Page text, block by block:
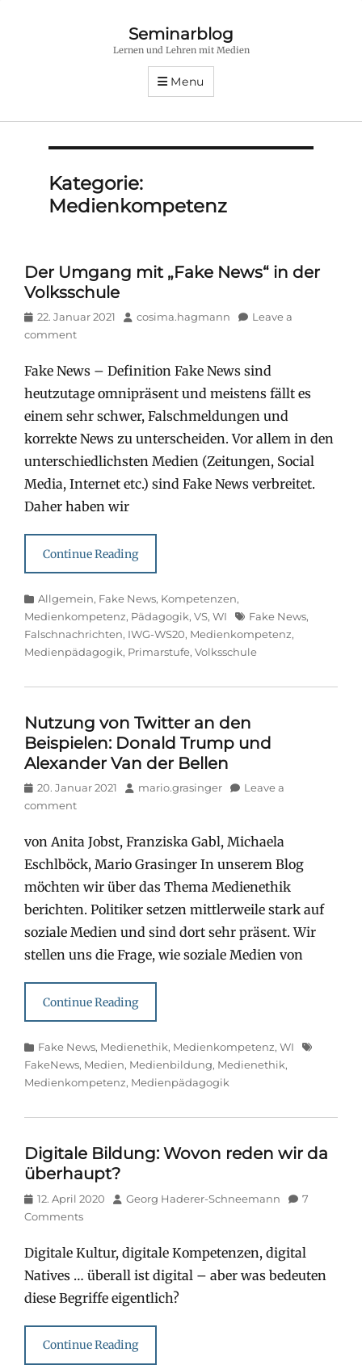
Seminarblog
Lernen und Lehren mit Medien
Menu
Kategorie:
Medienkompetenz
Der Umgang mit „Fake News“ in der
Volksschule
Posted
on
22. Januar 2021 Author
cosima.hagmann
Leave a
comment
Fake News – Definition Fake News sind
heutzutage omnipräsent und meistens fällt es
einem sehr schwer, Falschmeldungen und
korrekte News zu unterscheiden. Vor allem in den
unterschiedlichsten Medien (Zeitungen, Social
Media, Internet etc.) sind Fake News verbreitet.
Daher haben wir
Continue Reading
Categories
Allgemein, Fake News, Kompetenzen,
Medienkompetenz, Pädagogik, VS, WI TagsFake News,
Falschnachrichten, IWG-WS20, Medienkompetenz,
Medienpädagogik, Primarstufe, Volksschule
Nutzung von Twitter an den
Beispielen: Donald Trump und
Alexander Van der Bellen
Posted
on
20. Januar 2021 Author
mario.grasinger
Leave a
comment
von Anita Jobst, Franziska Gabl, Michaela
Eschlböck, Mario Grasinger In unserem Blog
möchten wir über das Thema Medienethik
berichten. Politiker setzen mittlerweile stark auf
soziale Medien und sind dort sehr präsent. Wir
stellen uns die Frage, wie soziale Medien von
Continue Reading
Categories
Fake News, Medienethik, Medienkompetenz, WI
Tags
FakeNews, Medien, Medienbildung, Medienethik,
Medienkompetenz, Medienpädagogik
Digitale Bildung: Wovon reden wir da
überhaupt?
Posted
on
12. April 2020 Author
Georg Haderer-Schneemann
7
Comments
Digitale Kultur, digitale Kompetenzen, digital
Natives … überall ist digital – aber was bedeuten
diese Begriffe eigentlich?
Continue Reading